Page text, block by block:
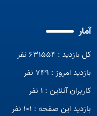
آمار
کل بازدید : 631554 نفر
بازدید امروز : 749 نفر
کاربران آنلاین : 1 نفر
بازدید این صفحه : 101 نفر